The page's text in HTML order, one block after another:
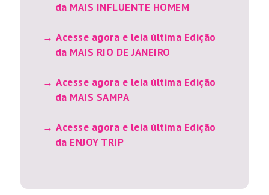
da MAIS INFLUENTE HOMEM
Acesse agora e leia última Edição
da MAIS RIO DE JANEIRO
Acesse agora e leia última Edição
da MAIS SAMPA
Acesse agora e leia última Edição
da ENJOY TRIP